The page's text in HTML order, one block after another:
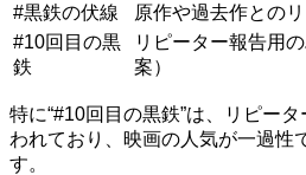
#黒鉄の伏線
原作や過去作との
#10回目の黒
鉄
リピーター報告用
案）
特に“#10回目の黒鉄”は、リピー
われており、映画の人気が一過性
す。